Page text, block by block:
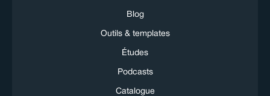
Blog
Outils & templates
Études
Podcasts
Catalogue